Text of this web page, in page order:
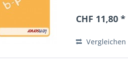
teilweise
ermöglichen
CHF 11,80 *
Vergleichen